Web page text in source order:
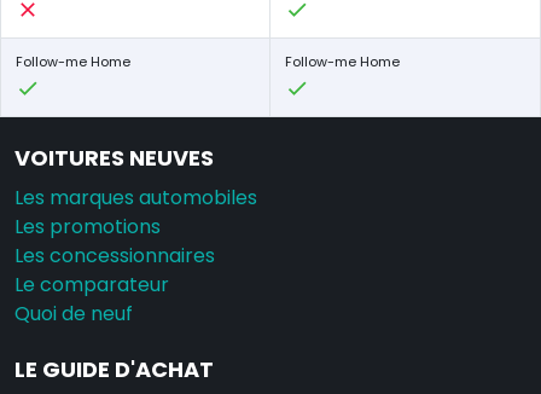
Follow-me Home Follow-me Home
VOITURES NEUVES
Les marques automobiles
Les promotions
Les concessionnaires
Le comparateur
Quoi de neuf
LE GUIDE D'ACHAT